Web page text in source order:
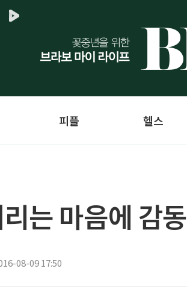
피플 헬스
는 마음에 감동
08-09 17:50